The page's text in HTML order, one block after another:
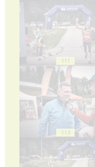
111
113